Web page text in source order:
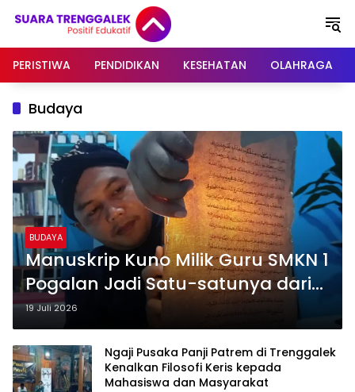
PERISTIWA
PENDIDIKAN KESEHATAN OLAHRAGA
Budaya
BUDAYA
Manuskrip Kuno Milik Guru SMKN 1
Pogalan Jadi Satu-satunya dari
Trenggalek yang Terdaftar di
Perpusnas
19 Juli 2026
Ngaji Pusaka Panji Patrem di Trenggalek
Kenalkan Filosofi Keris kepada
Mahasiswa dan Masyarakat